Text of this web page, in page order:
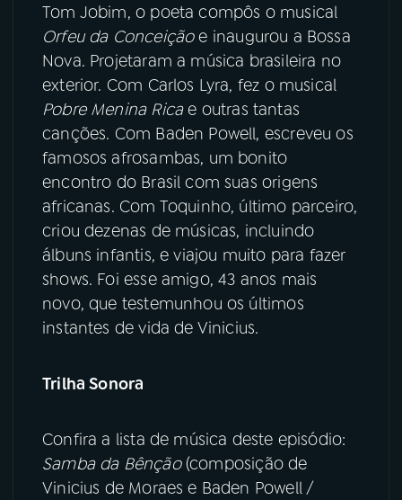
Tom Jobim, o poeta compôs o musical
Orfeu da Conceiçãoe inaugurou a Bossa
Nova. Projetaram a música brasileira no
exterior. Com Carlos Lyra, fez o musical
Pobre Menina Ricae outras tantas
canções. Com Baden Powell, escreveu os
famosos afrosambas, um bonito
encontro do Brasil com suas origens
africanas. Com Toquinho, último parceiro,
criou dezenas de músicas, incluindo
álbuns infantis, e viajou muito para fazer
shows. Foi esse amigo, 43 anos mais
novo, que testemunhou os últimos
instantes de vida de Vinicius.
Trilha Sonora
Confira a lista de música deste episódio:
Samba da Bênção(composição de
Vinicius de Moraes e Baden Powell /